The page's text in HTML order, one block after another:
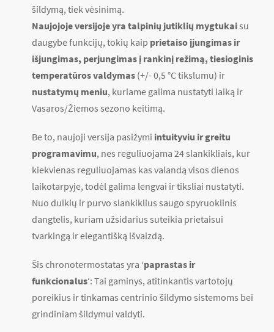
šildymą, tiek vėsinimą.
Naujojoje versijoje yra talpinių jutiklių mygtukaisu
daugybe funkcijų, tokių kaip prietaiso įjungimas ir
išjungimas, perjungimas į rankinį režimą, tiesioginis
temperatūros valdymas (+/- 0,5 °C tikslumu) ir
nustatymų meniu, kuriame galima nustatyti laiką ir
Vasaros/Žiemos sezono keitimą.
Be to, naujoji versija pasižymi intuityviu ir greitu
programavimu, nes reguliuojama 24 slankikliais, kur
kiekvienas reguliuojamas kas valandą visos dienos
laikotarpyje, todėl galima lengvai ir tiksliai nustatyti.
Nuo dulkių ir purvo slankiklius saugo spyruoklinis
dangtelis, kuriam užsidarius suteikia prietaisui
tvarkingą ir elegantišką išvaizdą.
Šis chronotermostatas yra ‘paprastas ir
funkcionalus‘: Tai gaminys, atitinkantis vartotojų
poreikius ir tinkamas centrinio šildymo sistemoms bei
grindiniam šildymui valdyti.